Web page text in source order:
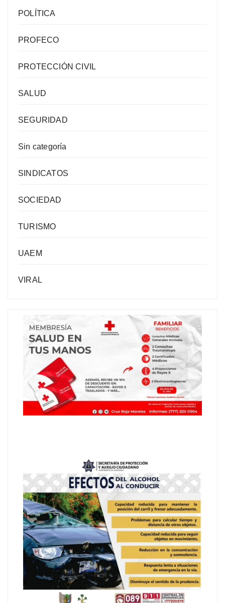
POLÍTICA
PROFECO
PROTECCIÓN CIVIL
SALUD
SEGURIDAD
Sin categoría
SINDICATOS
SOCIEDAD
TURISMO
UAEM
VIRAL